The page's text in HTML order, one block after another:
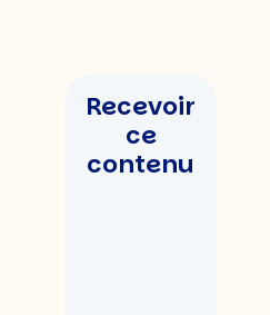
Recevoir
ce
contenu